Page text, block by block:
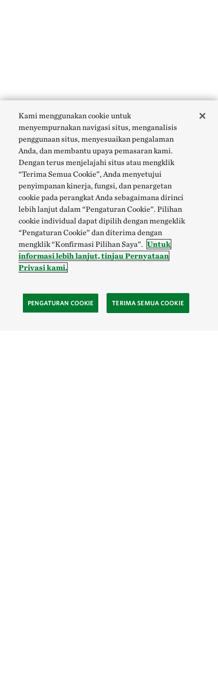
Kami menggunakan cookie untuk
menyempurnakan navigasi situs, menganalisis
penggunaan situs, menyesuaikan pengalaman
Anda, dan membantu upaya pemasaran kami.
Dengan terus menjelajahi situs atau mengklik
“Terima Semua Cookie”, Anda menyetujui
penyimpanan kinerja, fungsi, dan penargetan
cookie pada perangkat Anda sebagaimana dirinci
lebih lanjut dalam “Pengaturan Cookie”. Pilihan
cookie individual dapat dipilih dengan mengeklik
“Pengaturan Cookie” dan diterima dengan
mengklik “Konfirmasi Pilihan Saya”. Untuk
informasi lebih lanjut, tinjau Pernyataan
Privasi kami.
PENGATURAN COOKIE TERIMA SEMUA COOKIE